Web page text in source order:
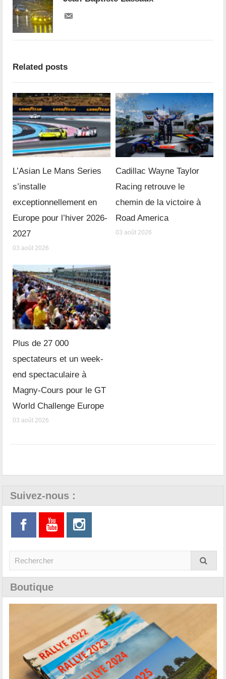
Related posts
L’Asian Le Mans Series
s’installe
exceptionnellement en
Europe pour l’hiver 2026-
2027
03 août 2026
Cadillac Wayne Taylor
Racing retrouve le
chemin de la victoire à
Road America
03 août 2026
Plus de 27 000
spectateurs et un week-
end spectaculaire à
Magny-Cours pour le GT
World Challenge Europe
03 août 2026
Suivez-nous :
Boutique